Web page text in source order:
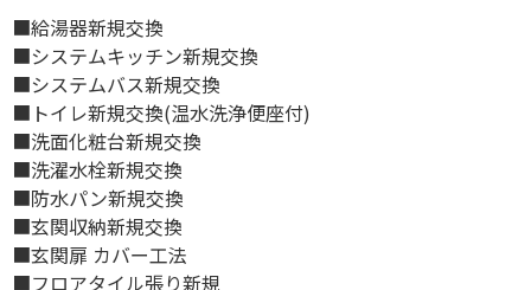
■給湯器新規交換
■システムキッチン新規交換
■システムバス新規交換
■トイレ新規交換(温水洗浄便座付)
■洗面化粧台新規交換
■洗濯水栓新規交換
■防水パン新規交換
■玄関収納新規交換
■玄関扉 カバー工法
■フロアタイル張り新規